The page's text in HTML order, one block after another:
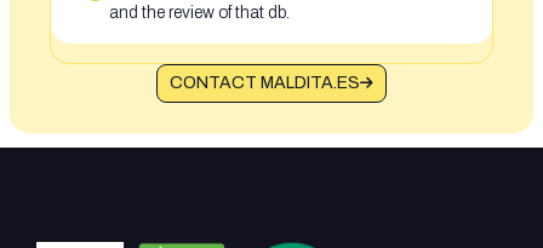
and the review of that db.
CONTACT MALDITA.ES